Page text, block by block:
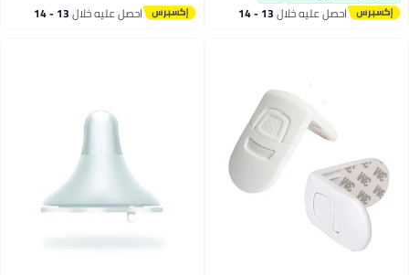
احصل عليه خلال 13 - 14 احصل عليه خلال 13 - 14